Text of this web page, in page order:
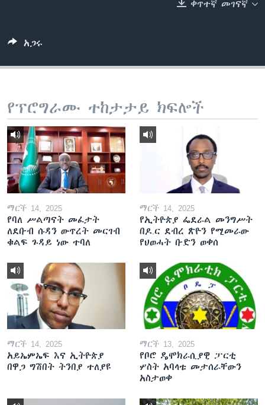
ቋንቋዎች
ቀጥተኛ መገናኛ
አጋሩ
የፕሮግራሙ ተከታታይ ክፍሎች
ማርች 14, 2025
የባለ ሥልጣናት መፈታት
ለደቡብ ሱዳን ውጥረት መርገብ
ቁልፍ ጉዳይ ነው ተባለ
ማርች 14, 2025
የኢትዮጵያ ፌደራል መንግሥት
በዶ.ር ደብረ ጽዮን የሚመራው
የህወሓት ቡድን ወቀሰ
ማርች 14, 2025
አይኤምኤፍ እና ኢትዮጵያ
በዋጋ ግሽበት ትንበያ ተለያዩ
ማርች 13, 2025
የቦሮ ዴሞክራሲያዊ ፓርቲ
ሦስት አባላቱ መታሰራቸውን
አስታወቀ